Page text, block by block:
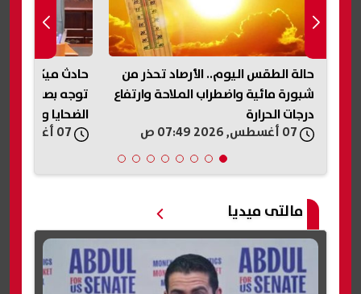
حالة الطقس اليوم.. الأرصاد تحذر من
شبورة مائية واضطراب الملاحة وارتفاع
درجات الحرارة
حادث ميكروباص
توجه بصرف
الضحايا
مالتى ميديا